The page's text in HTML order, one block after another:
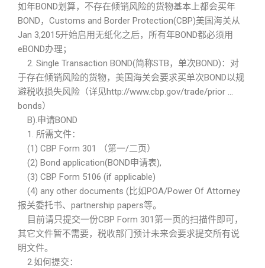
如年BOND划算，不存在倾销风险的货物基本上都会买年
BOND，Customs and Border Protection(CBP)美国海关从
Jan 3,2015开始启用无纸化之后，所有年BOND都必须用
eBOND办理；
2. Single Transaction BOND(简称STB，单次BOND)：对
于存在倾销风险的货物，美国海关会要求买单次BOND以规
避税收损失风险（详见http://www.cbp.gov/trade/prior …
bonds）
B).申请BOND
1. 所需文件：
(1) CBP Form 301 （第一/二页）
(2) Bond application(BOND申请表),
(3) CBP Form 5106 (if applicable)
(4) any other documents (比如POA/Power Of Attorney
报关委托书、partnership papers等。
目前请只提交一份CBP Form 301第一页的扫描件即可，
其它文件暂不需要，税收部门预计未来会要求提交所有说
明文件。
2.如何提交：